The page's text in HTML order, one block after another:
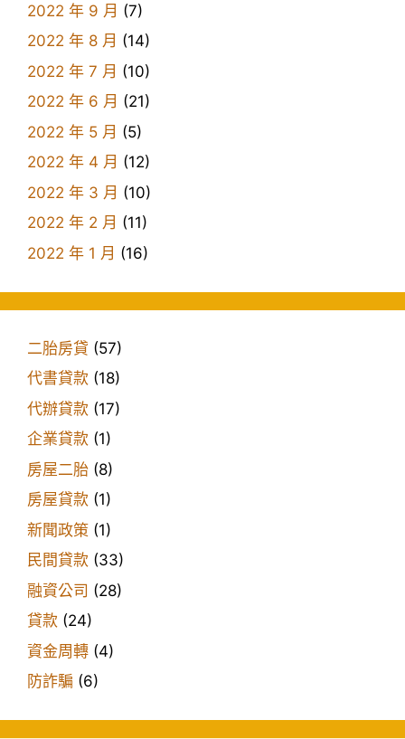
2022 年 9 月 (7)
2022 年 8 月 (14)
2022 年 7 月 (10)
2022 年 6 月 (21)
2022 年 5 月 (5)
2022 年 4 月 (12)
2022 年 3 月 (10)
2022 年 2 月 (11)
2022 年 1 月 (16)
二胎房貸 (57)
代書貸款 (18)
代辦貸款 (17)
企業貸款 (1)
房屋二胎 (8)
房屋貸款 (1)
新聞政策 (1)
民間貸款 (33)
融資公司 (28)
貸款 (24)
資金周轉 (4)
防詐騙 (6)